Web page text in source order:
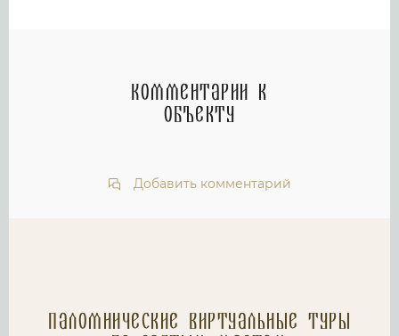
Комментарии к
объекту
Добавить комментарий
Паломнические Виртуальные туры